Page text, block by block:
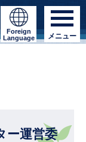
Foreign
Language
メニュー
ー運営委